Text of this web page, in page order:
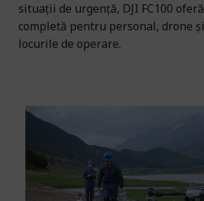
situații de urgență, DJI FC100
completă pentru personal, drone
locurile de operare.